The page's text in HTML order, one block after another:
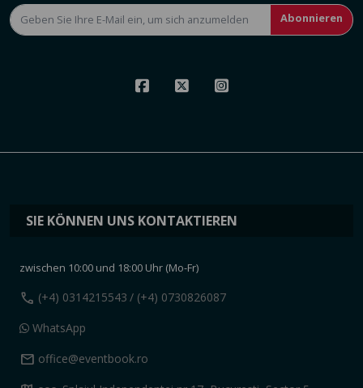
Abonnieren
SIE KÖNNEN UNS KONTAKTIEREN
zwischen 10:00 und 18:00 Uhr (Mo-Fr)
call (+4) 0314215543 / (+4) 0730826087
WhatsApp
mail office@eventbook.ro